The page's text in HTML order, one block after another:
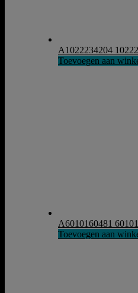
A1022234204
Toevoegen aan
A6010160481
Toevoegen aan